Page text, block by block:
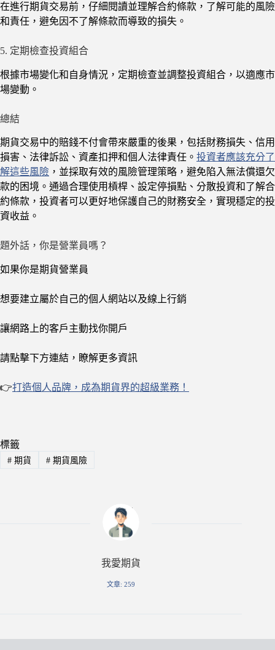
在進行期貨交易前，仔細閱讀並理解合約條款，了解可能的風險
和責任，避免因不了解條款而導致的損失。
5. 定期檢查投資組合
根據市場變化和自身情況，定期檢查並調整投資組合，以適應市
場變動。
總結
期貨交易中的賠錢不付會帶來嚴重的後果，包括財務損失、信用
損害、法律訴訟、資產扣押和個人法律責任。 投資者應該充分了
解這些風險 ，並採取有效的風險管理策略，避免陷入無法償還欠
款的困境。通過合理使用槓桿、設定停損點、分散投資和了解合
約條款，投資者可以更好地保護自己的財務安全，實現穩定的投
資收益。
題外話，你是營業員嗎？
如果你是期貨營業員
想要建立屬於自己的個人網站以及線上行銷
讓網路上的客戶主動找你開戶
請點擊下方連結，瞭解更多資訊
👉打造個人品牌，成為期貨界的超級業務！
標籤
#期貨 #期貨風險
我愛期貨
文章: 259